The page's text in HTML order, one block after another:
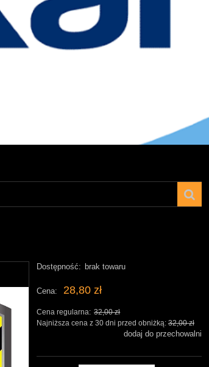
Dostępność: brak towaru
Cena: 28,80 zł
Cena regularna: 32,00 zł
Najniższa cena z 30 dni przed obniżką:32,00 zł
dodaj do przechowalni